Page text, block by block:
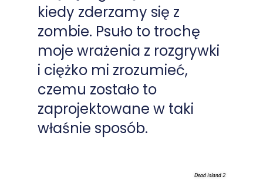
kiedy zderzamy się z
zombie. Psuło to trochę
moje wrażenia z rozgrywki
i ciężko mi zrozumieć,
czemu zostało to
zaprojektowane w taki
właśnie sposób.
Dead Island 2